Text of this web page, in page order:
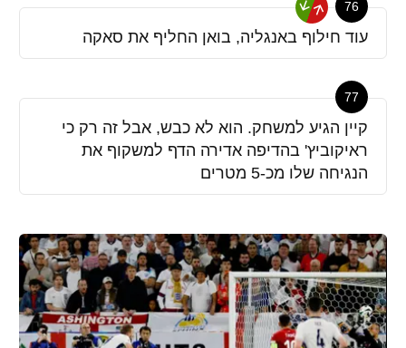
76
עוד חילוף באנגליה, בואן החליף את סאקה
77
קיין הגיע למשחק. הוא לא כבש, אבל זה רק כי
ראיקוביץ' בהדיפה אדירה הדף למשקוף את
הנגיחה שלו מכ-5 מטרים